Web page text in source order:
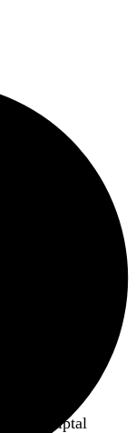
göre,
uçuş
daha iptal